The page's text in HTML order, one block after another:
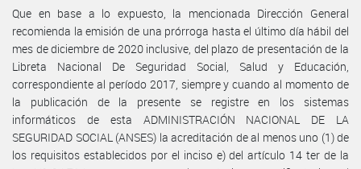
Que en base a lo expuesto, la mencionada Dirección General
recomienda la emisión de una prórroga hasta el último día hábil del
mes de diciembre de 2020 inclusive, del plazo de presentación de la
Libreta Nacional De Seguridad Social, Salud y Educación,
correspondiente al período 2017, siempre y cuando al momento de
la publicación de la presente se registre en los sistemas
informáticos de esta ADMINISTRACIÓN NACIONAL DE LA
SEGURIDAD SOCIAL (ANSES) la acreditación de al menos uno (1) de
los requisitos establecidos por el inciso e) del artículo 14 ter de la